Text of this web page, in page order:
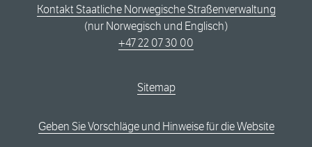
Kontakt Staatliche Norwegische Straßenverwaltung
(nur Norwegisch und Englisch)
+47 22 07 30 00
Sitemap
Geben Sie Vorschläge und Hinweise für die Website